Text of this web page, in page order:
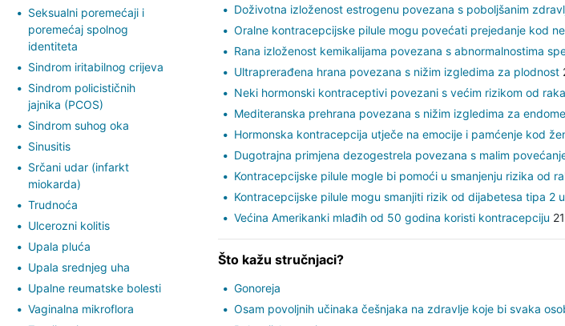
Seksualni poremećaji i
poremećaj spolnog
identiteta
Sindrom iritabilnog crijeva
Sindrom policističnih
jajnika (PCOS)
Sindrom suhog oka
Sinusitis
Srčani udar (infarkt
miokarda)
Trudnoća
Ulcerozni kolitis
Upala pluća
Upala srednjeg uha
Upalne reumatske bolesti
Vaginalna mikroflora
Doživotna izloženost estrogenu povezana s poboljšanim
Oralne kontracepcijske pilule mogu povećati prejedanje kod
Rana izloženost kemikalijama povezana s abnormalnostima
Ultraprerađena hrana povezana s nižim izgledima za plodnost
Neki hormonski kontraceptivi povezani s većim rizikom od
Mediteranska prehrana povezana s nižim izgledima za
Hormonska kontracepcija utječe na emocije i pamćenje kod
Dugotrajna primjena dezogestrela povezana s malim
Kontracepcijske pilule mogle bi pomoći u smanjenju rizika od
Kontracepcijske pilule mogu smanjiti rizik od dijabetesa tipa 2
Većina Amerikanki mlađih od 50 godina koristi kontracepciju
Što kažu stručnjaci?
Gonoreja
Osam povoljnih učinaka češnjaka na zdravlje koje bi svaka